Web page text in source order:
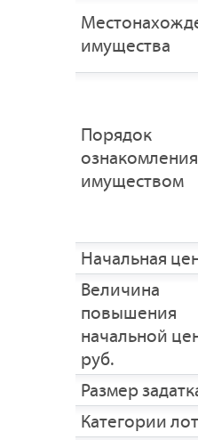
имущества
Порядок
имуществом
Начальная
Величина
повышения
начальной
руб.
Размер
Категории